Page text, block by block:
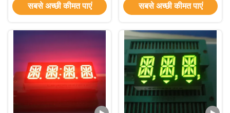
लाइफटाइम
सबसे अच्छी कीमत पाएं
कलर 0.56 इंच
सबसे अच्छी कीमत पाएं